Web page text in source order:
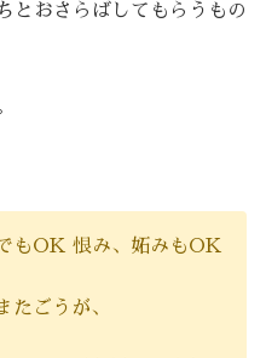
とおさらばしてもらうもの
もOK 恨み、妬みもOK
たごうが、